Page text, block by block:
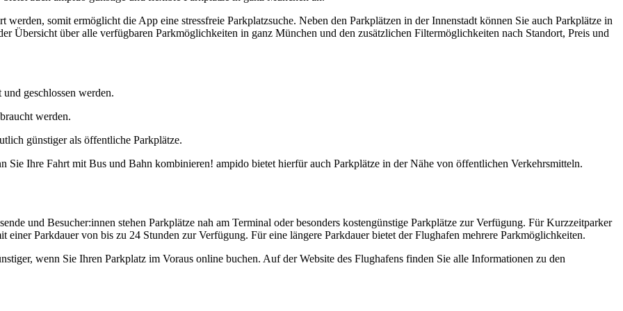
somit ermöglicht die App eine stressfreie Parkplatzsuche. Neben den Parkplätzen in der Innenstadt können Sie auch Parkplätze in
Übersicht über alle verfügbaren Parkmöglichkeiten in ganz München und den zusätzlichen Filtermöglichkeiten nach Standort, Preis und
geschlossen werden.
werden.
günstiger als öffentliche Parkplätze.
Ihre Fahrt mit Bus und Bahn kombinieren! ampido bietet hierfür auch Parkplätze in der Nähe von öffentlichen Verkehrsmitteln.
und Besucher:innen stehen Parkplätze nah am Terminal oder besonders kostengünstige Parkplätze zur Verfügung. Für Kurzzeitparker
Parkdauer von bis zu 24 Stunden zur Verfügung. Für eine längere Parkdauer bietet der Flughafen mehrere Parkmöglichkeiten.
wenn Sie Ihren Parkplatz im Voraus online buchen. Auf der Website des Flughafens finden Sie alle Informationen zu den